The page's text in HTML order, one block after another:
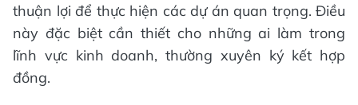
thuận lợi để thực hiện các dự án quan trọng. Điều
này đặc biệt cần thiết cho những ai làm trong
lĩnh vực kinh doanh, thường xuyên ký kết hợp
đồng.